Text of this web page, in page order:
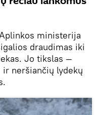
ministerija
draudimas iki
Jo tikslas ―
neršiančių lydekų